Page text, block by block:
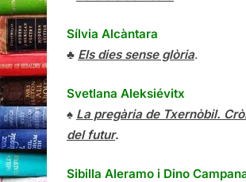
Sílvia Alcàntara
♣ Els dies sense glòria.
Svetlana Aleksiévitx
♠ La pregària de Txernòbil.
del futur.
Sibilla Aleramo i Dino